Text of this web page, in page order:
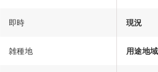
即時 現況
雑種地 用途地域